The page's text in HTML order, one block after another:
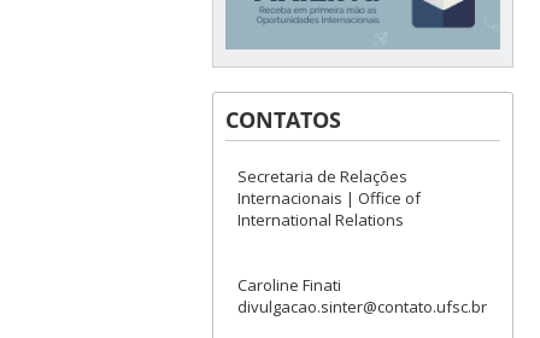
CONTATOS
Secretaria de Relações
Internacionais | Office of
International Relations
Caroline Finati
divulgacao.sinter@contato.ufsc.br